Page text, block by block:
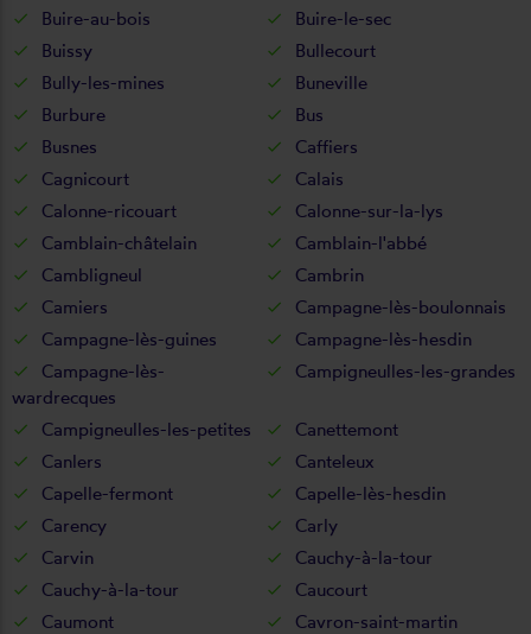
Buire-au-bois
Buire-le-sec
Buissy
Bullecourt
Bully-les-mines
Buneville
Burbure
Bus
Busnes
Caffiers
Cagnicourt
Calais
Calonne-ricouart
Calonne-sur-la-lys
Camblain-châtelain
Camblain-l'abbé
Cambligneul
Cambrin
Camiers
Campagne-lès-boulonnais
Campagne-lès-guines
Campagne-lès-hesdin
Campagne-lès-
wardrecques
Campigneulles-les-grandes
Campigneulles-les-petites
Canettemont
Canlers
Canteleux
Capelle-fermont
Capelle-lès-hesdin
Carency
Carly
Carvin
Cauchy-à-la-tour
Cauchy-à-la-tour
Caucourt
Caumont
Cavron-saint-martin